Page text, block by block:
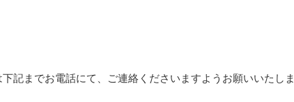
記までお電話にて、ご連絡くださいますようお願いいたしま